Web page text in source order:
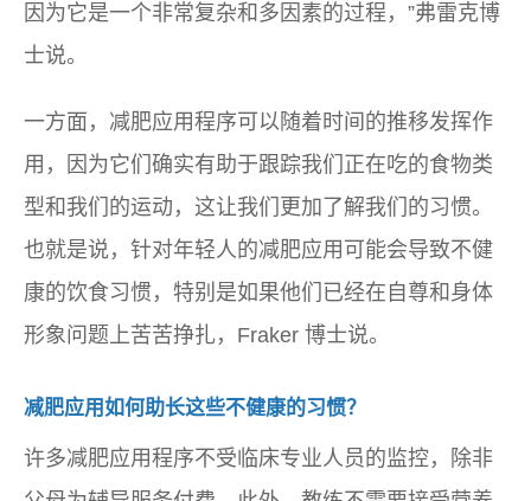
因为它是一个非常复杂和多因素的过程，”弗雷克博
士说。
一方面，减肥应用程序可以随着时间的推移发挥作
用，因为它们确实有助于跟踪我们正在吃的食物类
型和我们的运动，这让我们更加了解我们的习惯。
也就是说，针对年轻人的减肥应用可能会导致不健
康的饮食习惯，特别是如果他们已经在自尊和身体
形象问题上苦苦挣扎，Fraker 博士说。
减肥应用如何助长这些不健康的习惯？
许多减肥应用程序不受临床专业人员的监控，除非